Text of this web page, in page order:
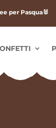
per Pasqua🐰